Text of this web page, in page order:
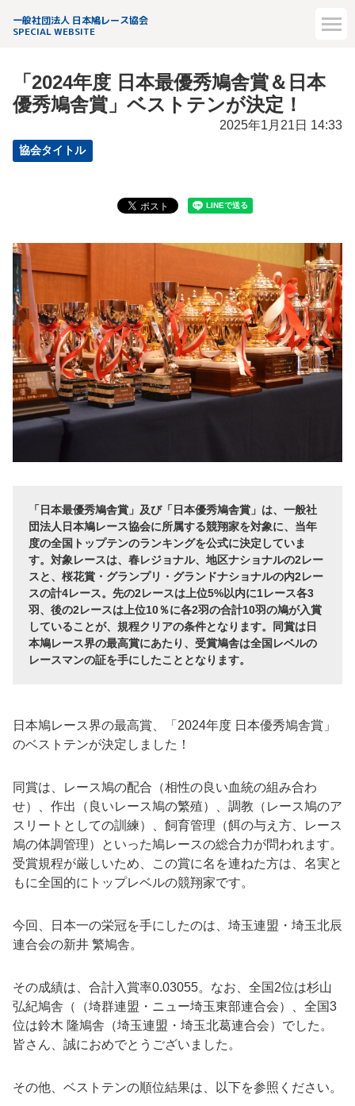
一般社団法人 日本鳩レース協会
SPECIAL WEBSITE
「2024年度 日本最優秀鳩舎賞＆日本
優秀鳩舎賞」ベストテンが決定！
2025年1月21日 14:33
協会タイトル
「日本最優秀鳩舎賞」及び「日本優秀鳩舎賞」は、一般社
団法人日本鳩レース協会に所属する競翔家を対象に、当年
度の全国トップテンのランキングを公式に決定していま
す。対象レースは、春レジョナル、地区ナショナルの2レー
スと、桜花賞・グランプリ・グランドナショナルの内2レー
スの計4レース。先の2レースは上位5%以内に1レース各3
羽、後の2レースは上位10％に各2羽の合計10羽の鳩が入賞
していることが、規程クリアの条件となります。同賞は日
本鳩レース界の最高賞にあたり、受賞鳩舎は全国レベルの
レースマンの証を手にしたこととなります。
日本鳩レース界の最高賞、「2024年度 日本優秀鳩舎賞」
のベストテンが決定しました！
同賞は、レース鳩の配合（相性の良い血統の組み合わ
せ）、作出（良いレース鳩の繁殖）、調教（レース鳩のア
スリートとしての訓練）、飼育管理（餌の与え方、レース
鳩の体調管理）といった鳩レースの総合力が問われます。
受賞規程が厳しいため、この賞に名を連ねた方は、名実と
もに全国的にトップレベルの競翔家です。
今回、日本一の栄冠を手にしたのは、埼玉連盟・埼玉北辰
連合会の新井 繁鳩舎。
その成績は、合計入賞率0.03055。なお、全国2位は杉山
弘紀鳩舎（（埼群連盟・ニュー埼玉東部連合会）、全国3
位は鈴木 隆鳩舎（埼玉連盟・埼玉北葛連合会）でした。
皆さん、誠におめでとうございました。
その他、ベストテンの順位結果は、以下を参照ください。